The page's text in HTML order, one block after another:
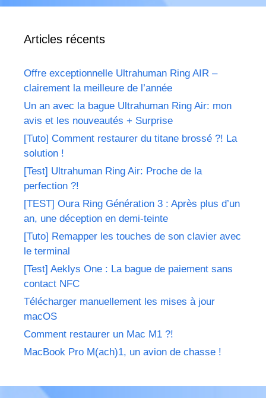
Articles récents
Offre exceptionnelle Ultrahuman Ring AIR –
clairement la meilleure de l’année
Un an avec la bague Ultrahuman Ring Air: mon
avis et les nouveautés + Surprise
[Tuto] Comment restaurer du titane brossé ?! La
solution !
[Test] Ultrahuman Ring Air: Proche de la
perfection ?!
[TEST] Oura Ring Génération 3 : Après plus d’un
an, une déception en demi-teinte
[Tuto] Remapper les touches de son clavier avec
le terminal
[Test] Aeklys One : La bague de paiement sans
contact NFC
Télécharger manuellement les mises à jour
macOS
Comment restaurer un Mac M1 ?!
MacBook Pro M(ach)1, un avion de chasse !